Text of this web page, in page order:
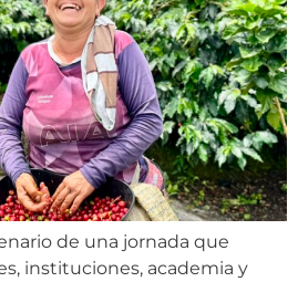
de una jornada que
instituciones, academia y